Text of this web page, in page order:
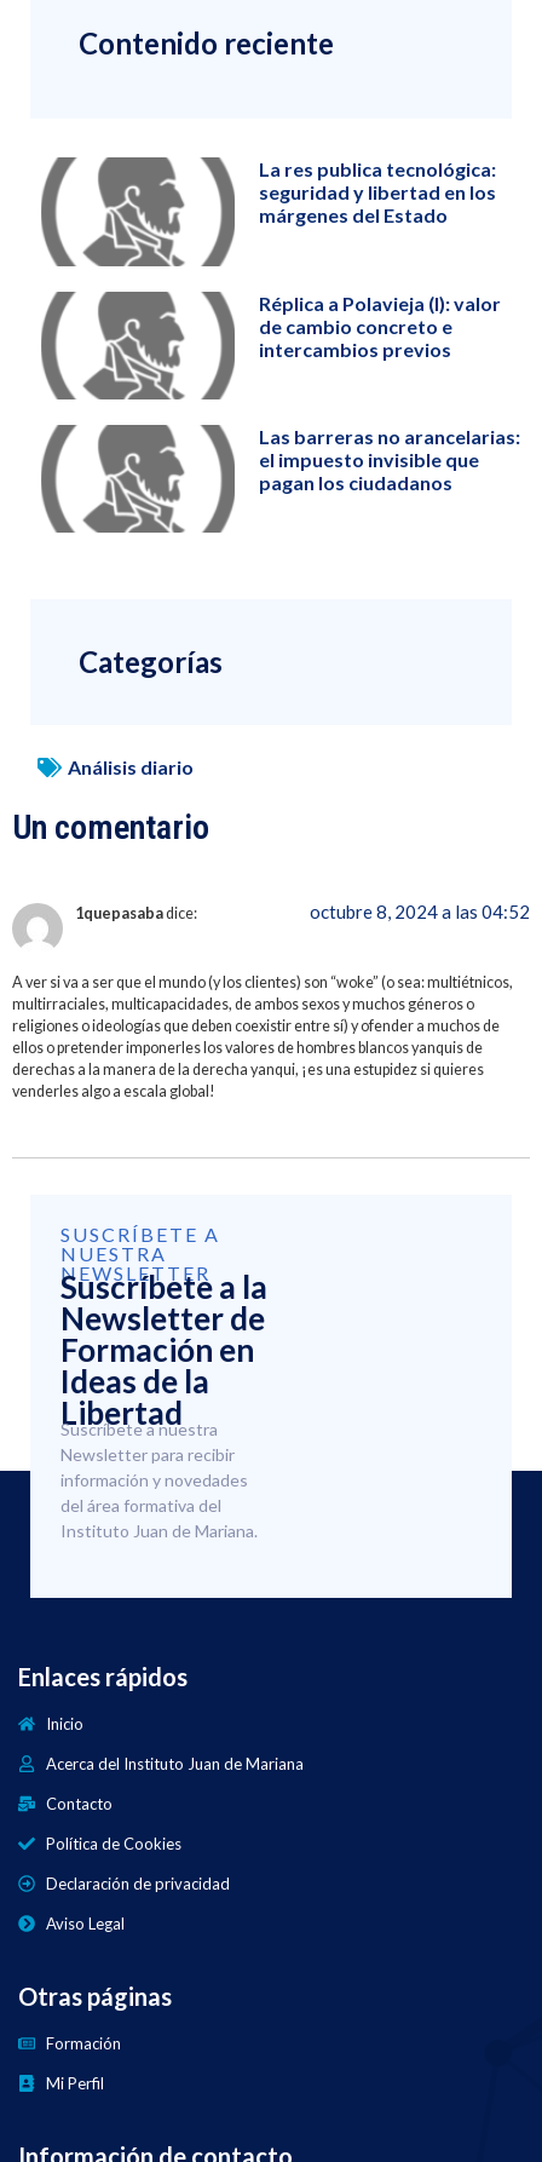
Contenido reciente
La res publica tecnológica:
seguridad y libertad en los
márgenes del Estado
Réplica a Polavieja (I): valor
de cambio concreto e
intercambios previos
Las barreras no arancelarias:
el impuesto invisible que
pagan los ciudadanos
Categorías
Análisis diario
Un comentario
1quepasabadice: octubre 8, 2024 a las 04:52
A ver si va a ser que el mundo (y los clientes) son “woke” (o sea: multiétnicos,
multirraciales, multicapacidades, de ambos sexos y muchos géneros o
religiones o ideologías que deben coexistir entre sí) y ofender a muchos de
ellos o pretender imponerles los valores de hombres blancos yanquis de
derechas a la manera de la derecha yanqui, ¡es una estupidez si quieres
venderles algo a escala global!
SUSCRÍBETE A
NUESTRA
NEWSLETTER
Suscríbete a la
Newsletter de
Formación en
Ideas de la
Libertad
Suscríbete a nuestra
Newsletter para recibir
información y novedades
del área formativa del
Instituto Juan de Mariana.
Enlaces rápidos
Inicio
Acerca del Instituto Juan de Mariana
Contacto
Política de Cookies
Declaración de privacidad
Aviso Legal
Otras páginas
Formación
Mi Perfil
Información de contacto